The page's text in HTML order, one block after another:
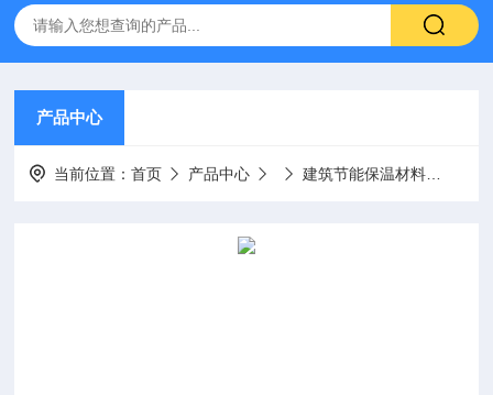
产品中心
当前位置：首页 产品中心 建筑节能保温材料